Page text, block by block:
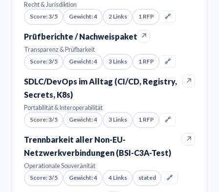
Recht & Jurisdiktion
Score: 3/5
Gewicht: 4 2 Links 1 RFP 🔗
Prüfberichte / Nachweispaket ↗
Transparenz & Prüfbarkeit
Score: 3/5
Gewicht: 4 3 Links 1 RFP 🔗
SDLC/DevOps im Alltag (CI/CD, Registry,
Secrets, K8s)
↗
Portabilität & Interoperabilität
Score: 3/5
Gewicht: 4 3 Links 1 RFP 🔗
Trennbarkeit aller Non-EU-
Netzwerkverbindungen (BSI-C3A-Test)
↗
Operationale Souveränität
Score: 3/5
Gewicht: 4 4 Links stated 🔗